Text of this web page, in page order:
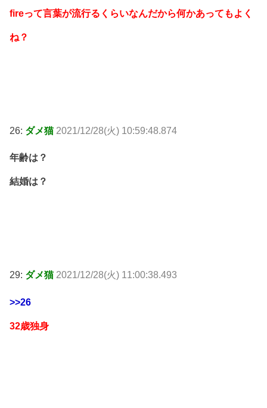
fireって言葉が流行るくらいなんだから何かあってもよく
ね？
26: ダメ猫 2021/12/28(火) 10:59:48.874
年齢は？
結婚は？
29: ダメ猫 2021/12/28(火) 11:00:38.493
>>26
32歳独身